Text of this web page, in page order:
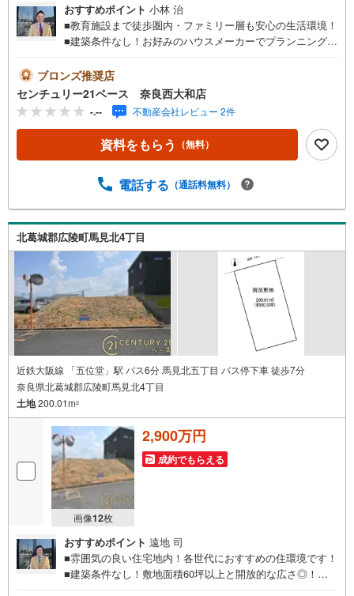
おすすめポイント 小林 治
■教育施設まで徒歩圏内・ファミリー層も安心の生活環境！
■建築条件なし！お好みのハウスメーカーでプランニング可
事終わりのお時間でもご見学可！・今から見たい！という
お声にもご対応できます！◇住宅ローンもお任せくださ
い！◇・提携銀行多数あり（地方銀行・都市銀行・信用金
庫etc）・優遇後適用金利 0.875％～（審査内容により異な
ります）--- ◇◇ Yahoo！不動産キャンペーン対象店舗 ◇◇
----当店で物件を成約いただくとPayPayボーナスライトが
象になります。「資料をもらう」「見学予約をする」から
のうえお問い合わせください。-----------------------------
ブロンズ推奨店
センチュリー21ベース 奈良西大和店
-.-- 不動産会社レビュー 2件
資料をもらう （無料）
電話する （通話料無料）
北葛城郡広陵町馬見北4丁目
近鉄大阪線 「五位堂」駅 バス6分 馬見北五丁目 バス停下車 徒歩7分
奈良県北葛城郡広陵町馬見北4丁目
土地200.01m2
画像12枚
2,900万円
成約でもらえる
おすすめポイント 遠地 司
■雰囲気の良い住宅地内！各世代におすすめの住環境です！
■建築条件なし！敷地面積60坪以上と開放的な広さ◎！◇